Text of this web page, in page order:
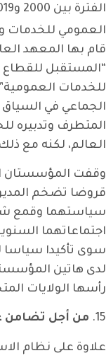
العمومي للخدمات وذلك
“المستقبل للقطاع
للخدمات
الجماعي في السياق
المتطرف وتدبيره
العالم، لكنه مع
وقفت المؤسستان
قروضا تضخم
سياستهما وقمع
سوى تأكيدا سياسا
لدى هاتين
رأسها الولايات
15. من أجل تضامن
علاوة على نظام